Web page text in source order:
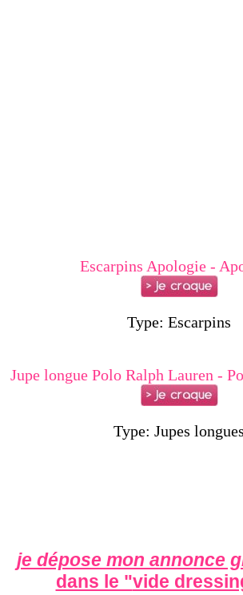
Escarpins Apologie -
Type: Escarpins
Jupe longue Polo Ralph Lauren -
Type: Jupes longues
je dépose mon annonce
dans le "vide